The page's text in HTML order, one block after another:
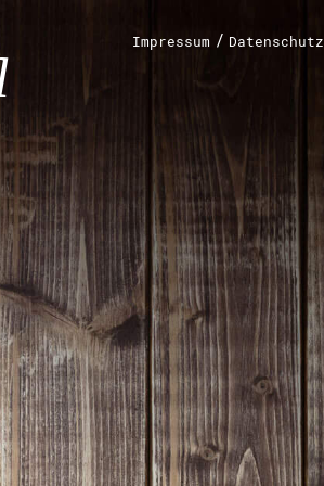
Impressum / Datenschutz